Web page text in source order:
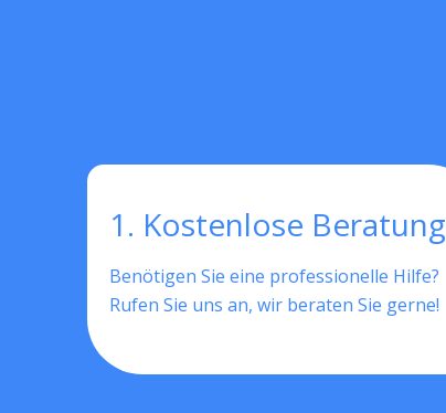
1. Kostenlose Beratung
Benötigen Sie eine professionelle Hilfe?
Rufen Sie uns an, wir beraten Sie gerne!